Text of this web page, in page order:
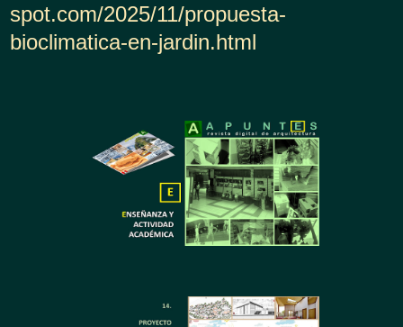
spot.com/2025/11/propuesta-
bioclimatica-en-jardin.html